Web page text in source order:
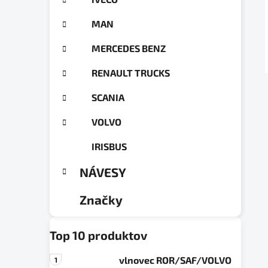
MAN
MERCEDES BENZ
RENAULT TRUCKS
SCANIA
VOLVO
IRISBUS
NÁVESY
Značky
Top 10 produktov
vlnovec ROR/SAF/VOLVO